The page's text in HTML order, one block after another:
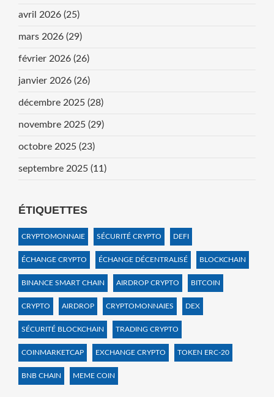
avril 2026 (25)
mars 2026 (29)
février 2026 (26)
janvier 2026 (26)
décembre 2025 (28)
novembre 2025 (29)
octobre 2025 (23)
septembre 2025 (11)
ÉTIQUETTES
CRYPTOMONNAIE SÉCURITÉ CRYPTO DEFI
ÉCHANGE CRYPTO ÉCHANGE DÉCENTRALISÉ BLOCKCHAIN
BINANCE SMART CHAIN AIRDROP CRYPTO BITCOIN
CRYPTO AIRDROP CRYPTOMONNAIES DEX
SÉCURITÉ BLOCKCHAIN TRADING CRYPTO
COINMARKETCAP EXCHANGE CRYPTO TOKEN ERC-20
BNB CHAIN MEME COIN